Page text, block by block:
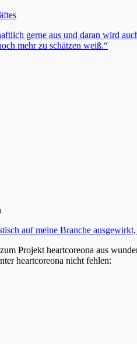
gerne aus und daran wird
mehr zu schätzen weiß.“
auf meine Branche
Projekt heartcoreona aus
heartcoreona nicht fehlen: